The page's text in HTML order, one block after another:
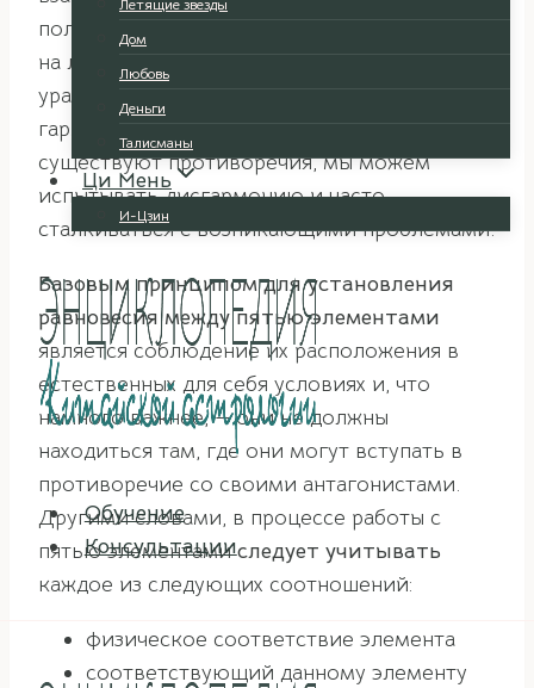
Летящие звезды
Дом
Любовь
Деньги
Талисманы
Ци Мень
И-Цзин
Обучение
Консультации
положительно или отрицательно влияющих
на людей. Если все элементы
уравновешены, жизнь протекает мирно и
гармонично, но если между ними
существуют противоречия, мы можем
испытывать дисгармонию и часто
сталкиваться с возникающими проблемами.
Базовым принципом для установления
равновесия между пятью элементами
является соблюдение их расположения в
естественных для себя условиях и, что
намного важнее, — они не должны
находиться там, где они могут вступать в
противоречие со своими антагонистами.
Другими словами, в процессе работы с
пятью элементамиследует учитывать
каждое из следующих соотношений:
физическое соответствие элемента
соответствующий данному элементу